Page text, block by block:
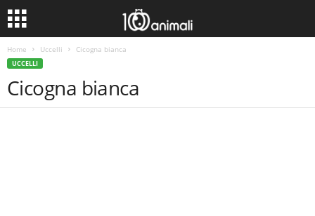
Home Uccelli Cicogna bianca
UCCELLI
Cicogna bianca